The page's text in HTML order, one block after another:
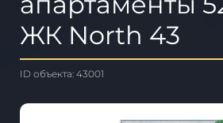
ЖК North 43
ID объекта: 43001